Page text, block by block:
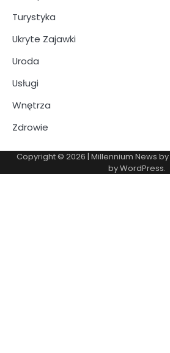
Turystyka
Ukryte Zajawki
Uroda
Usługi
Wnętrza
Zdrowie
Copyright © 2026 | Millennium News by
byWordPress.